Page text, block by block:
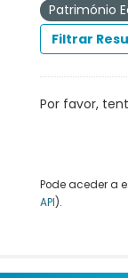
Património
Filtrar
Por favor,
Pode aceder a
API).